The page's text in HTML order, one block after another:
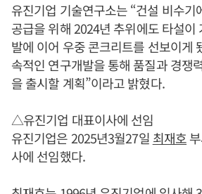
유진기업 기술연구소는 “건설 비수기
공급을 위해 2024년 추위에도 타설이
발에 이어 우중 콘크리트를 선보이게
속적인 연구개발을 통해 품질과 경쟁
을 출시할 계획”이라고 밝혔다.
△유진기업 대표이사에 선임
유진기업은 2025년3월27일 최재호
사에 선임했다.